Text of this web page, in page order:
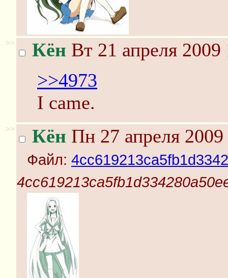
>> Кён Вт 21 апреля 2009
>>4973
I came.
>> Кён Пн 27 апреля
Файл: